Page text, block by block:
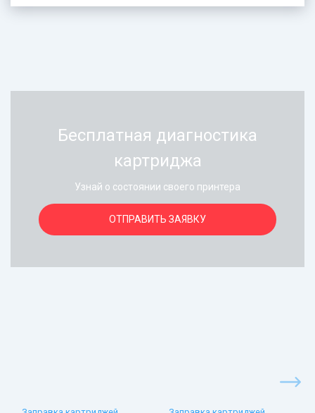
Бесплатная диагностика
картриджа
Узнай о состоянии своего принтера
ОТПРАВИТЬ ЗАЯВКУ